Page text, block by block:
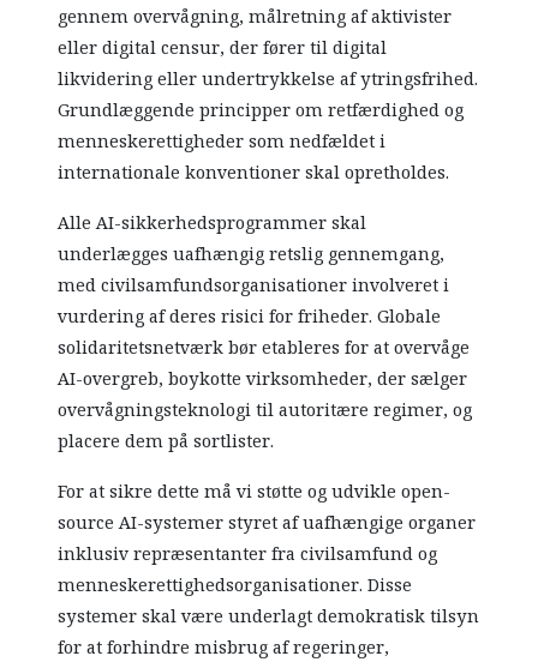
gennem overvågning, målretning af aktivister
eller digital censur, der fører til digital
likvidering eller undertrykkelse af ytringsfrihed.
Grundlæggende principper om retfærdighed og
menneskerettigheder som nedfældet i
internationale konventioner skal opretholdes.
Alle AI-sikkerhedsprogrammer skal
underlægges uafhængig retslig gennemgang,
med civilsamfundsorganisationer involveret i
vurdering af deres risici for friheder. Globale
solidaritetsnetværk bør etableres for at overvåge
AI-overgreb, boykotte virksomheder, der sælger
overvågningsteknologi til autoritære regimer, og
placere dem på sortlister.
For at sikre dette må vi støtte og udvikle open-
source AI-systemer styret af uafhængige organer
inklusiv repræsentanter fra civilsamfund og
menneskerettighedsorganisationer. Disse
systemer skal være underlagt demokratisk tilsyn
for at forhindre misbrug af regeringer,